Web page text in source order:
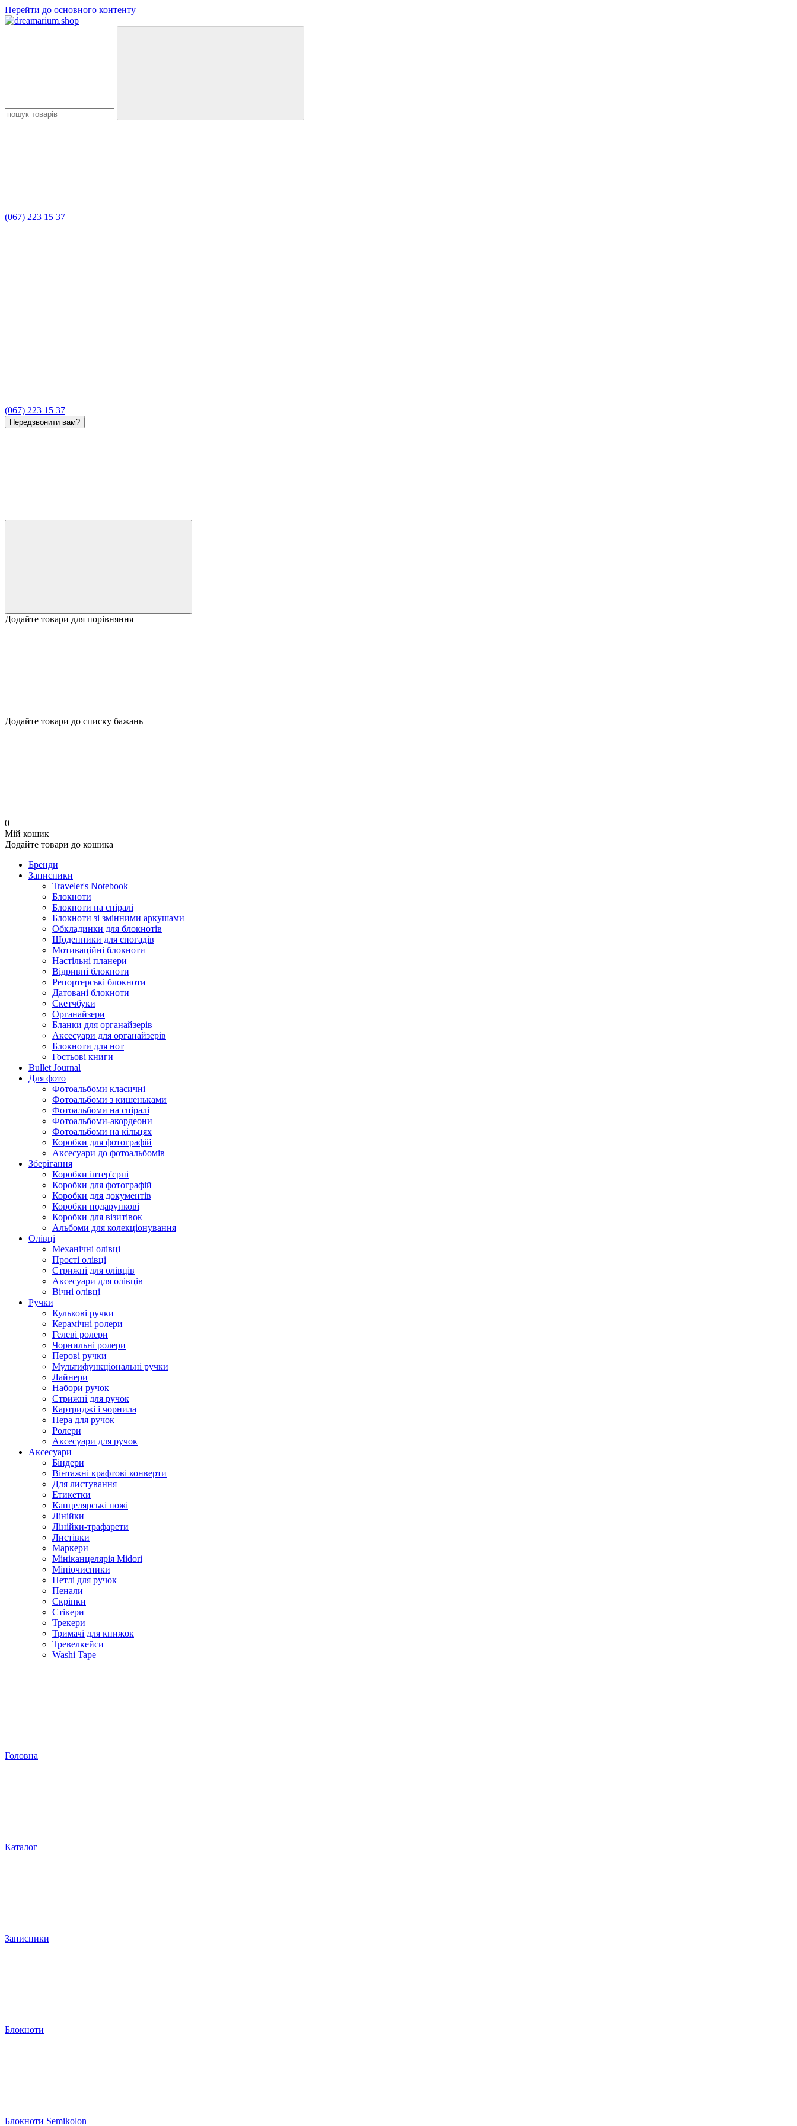
Перейти до основного контенту
(067) 223 15 37
(067) 223 15 37
Передзвонити вам?
Додайте товари для порівняння
Додайте товари до списку бажань
0
Мій кошик
Додайте товари до кошика
Бренди
Записники
Traveler's Notebook
Блокноти
Блокноти на спіралі
Блокноти зі змінними аркушами
Обкладинки для блокнотів
Щоденники для спогадів
Мотиваційні блокноти
Настільні планери
Відривні блокноти
Репортерські блокноти
Датовані блокноти
Скетчбуки
Органайзери
Бланки для органайзерів
Аксесуари для органайзерів
Блокноти для нот
Гостьові книги
Bullet Journal
Для фото
Фотоальбоми класичні
Фотоальбоми з кишеньками
Фотоальбоми на спіралі
Фотоальбоми-акордеони
Фотоальбоми на кільцях
Коробки для фотографій
Аксесуари до фотоальбомів
Зберігання
Коробки інтер'єрні
Коробки для фотографій
Коробки для документів
Коробки подарункові
Коробки для візитівок
Альбоми для колекціонування
Олівці
Механічні олівці
Прості олівці
Стрижні для олівців
Аксесуари для олівців
Вічні олівці
Ручки
Кулькові ручки
Керамічні ролери
Гелеві ролери
Чорнильні ролери
Перові ручки
Мультифункціональні ручки
Лайнери
Набори ручок
Стрижні для ручок
Картриджі і чорнила
Пера для ручок
Ролери
Аксесуари для ручок
Аксесуари
Біндери
Вінтажні крафтові конверти
Для листування
Етикетки
Канцелярські ножі
Лінійки
Лінійки-трафарети
Листівки
Маркери
Мініканцелярія Midori
Мініочисники
Петлі для ручок
Пенали
Скріпки
Стікери
Трекери
Тримачі для книжок
Тревелкейси
Washi Tape
Головна
Каталог
Записники
Блокноти
Блокноти Semikolon